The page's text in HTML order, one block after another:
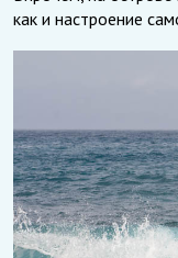
как и настроение